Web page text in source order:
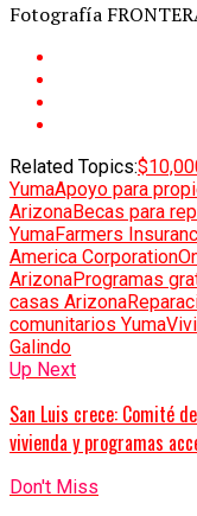
Fotografía
Related Topics:
YumaApoyo para
ArizonaBecas para
YumaFarmers
America Corporation
ArizonaProgramas
casas Arizona
comunitarios Yuma
Galindo
Up Next
San Luis crece: Comité
vivienda y programas
Don't Miss